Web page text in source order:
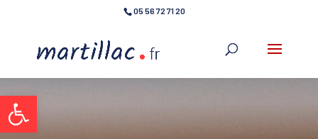
Ouvrir la barre d’outils
05 56 72 71 20